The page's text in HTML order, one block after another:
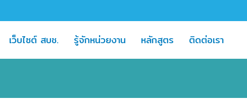
(current)
เว็บไซต์ สบช.(current)
รู้จักหน่วยงาน หลักสูตร ติดต่อเรา